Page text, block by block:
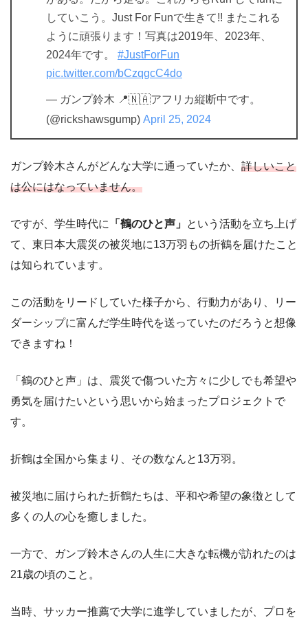
していこう。Just For Funで生きて!! またこれる
ように頑張ります！写真は2019年、2023年、
2024年です。 #JustForFun
pic.twitter.com/bCzqgcC4do
— ガンプ鈴木 📍🇳🇦アフリカ縦断中です。
(@rickshawsgump) April 25, 2024
ガンプ鈴木さんがどんな大学に通っていたか、 詳しいこと
は公にはなっていません。
ですが、学生時代に 「 鶴のひと声 」 という活動を立ち上げ
て、東日本大震災の被災地に13万羽もの折鶴を届けたこと
は知られています。
この活動をリードしていた様子から、行動力があり、リー
ダーシップに富んだ学生時代を送っていたのだろうと想像
できますね！
「鶴のひと声」は、震災で傷ついた方々に少しでも希望や
勇気を届けたいという思いから始まったプロジェクトで
す。
折鶴は全国から集まり、その数なんと13万羽。
被災地に届けられた折鶴たちは、平和や希望の象徴として
多くの人の心を癒しました。
一方で、ガンプ鈴木さんの人生に大きな転機が訪れたのは
21歳の頃のこと。
当時、サッカー推薦で大学に進学していましたが、プロを